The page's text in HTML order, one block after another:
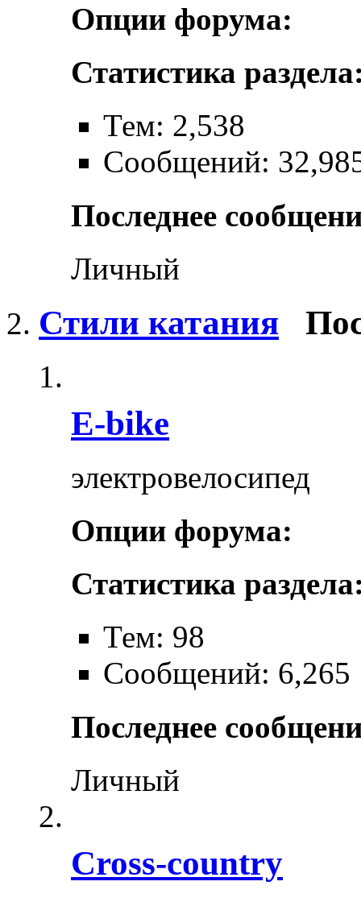
Опции форума:
Статистика
Тем: 2,538
Сообщений:
Последнее
Личный
Стили катания
E-bike
электровелосипед
Опции форума:
Статистика
Тем: 98
Сообщений: 6,265
Последнее
Личный
Cross-сountry